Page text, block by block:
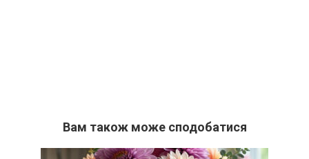
Вам також може сподобатися